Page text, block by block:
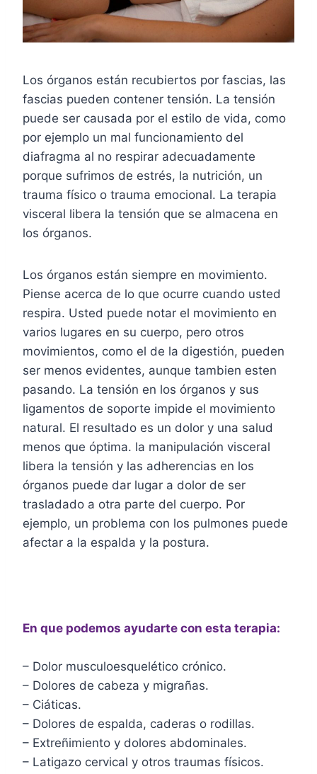
Los órganos están recubiertos por fascias, las
fascias pueden contener tensión. La tensión
puede ser causada por el estilo de vida, como
por ejemplo un mal funcionamiento del
diafragma al no respirar adecuadamente
porque sufrimos de estrés, la nutrición, un
trauma físico o trauma emocional. La terapia
visceral libera la tensión que se almacena en
los órganos.
Los órganos están siempre en movimiento.
Piense acerca de lo que ocurre cuando usted
respira. Usted puede notar el movimiento en
varios lugares en su cuerpo, pero otros
movimientos, como el de la digestión, pueden
ser menos evidentes, aunque tambien esten
pasando. La tensión en los órganos y sus
ligamentos de soporte impide el movimiento
natural. El resultado es un dolor y una salud
menos que óptima. la manipulación visceral
libera la tensión y las adherencias en los
órganos puede dar lugar a dolor de ser
trasladado a otra parte del cuerpo. Por
ejemplo, un problema con los pulmones puede
afectar a la espalda y la postura.
En que podemos ayudarte con esta terapia:
– Dolor musculoesquelético crónico.
– Dolores de cabeza y migrañas.
– Ciáticas.
– Dolores de espalda, caderas o rodillas.
– Extreñimiento y dolores abdominales.
– Latigazo cervical y otros traumas físicos.